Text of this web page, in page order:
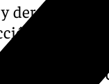
derechos.
de los
Su
las